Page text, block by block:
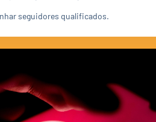
seguidores qualificados.